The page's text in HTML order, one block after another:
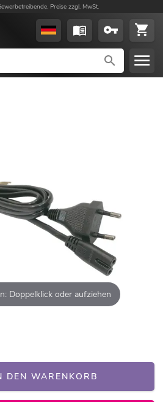
Preise zzgl. MwSt.
Doppelklick oder aufziehen
DEN WARENKORB